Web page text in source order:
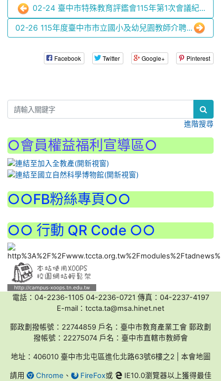
02-24 臺中市特殊教育評鑑會115年第1次會議紀...
02-26 115年度臺中市市立國小及幼兒園教師介聘...
Facebook Twitter Google+ Pinterest
進階搜尋
○會員權益福利宣導區○
○○FB粉絲專頁○○
○○ 行動 QR Code ○○
電話：04-2236-1105 04-2236-0721 傳真：04-2237-4197
E-mail：tccta.ta@msa.hinet.net
郵政劃撥帳號：22744859 戶名：臺中市教育產業工會 郵政劃
撥帳號：22275074 戶名：臺中市直轄市教師會
地址：406010 臺中市北屯區進化北路63號6樓之2 | 本會地圖
請用 Chrome 、 FireFox或
IE10.0瀏覽器以上獲得最佳